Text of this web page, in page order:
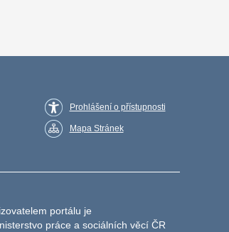
Prohlášení o přístupnosti
Mapa Stránek
portálu je
práce a sociálních věcí ČR